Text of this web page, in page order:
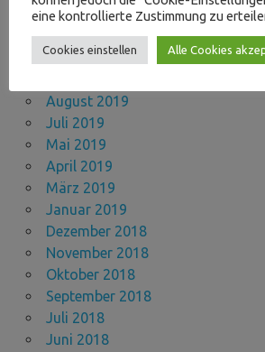
Oktober 2020
September 2020
März 2020
August 2019
Juli 2019
Mai 2019
April 2019
März 2019
Januar 2019
Dezember 2018
November 2018
Oktober 2018
September 2018
Juli 2018
Juni 2018
eine kontrollierte Zustimmung zu
Cookies einstellen Alle Cookies